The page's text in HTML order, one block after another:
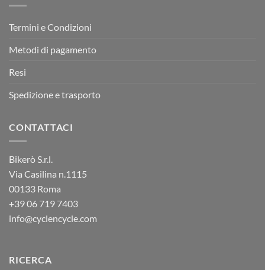
Termini e Condizioni
Metodi di pagamento
Resi
Spedizione e trasporto
CONTATTACI
Bikerò S.r.l.
Via Casilina n.1115
00133 Roma
+3906 719 7403
info@cyclencycle.com
RICERCA